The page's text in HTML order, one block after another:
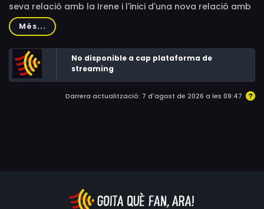
seva relació amb la Irene i l'inici d'una nova relació amb
la Lola i un complex de Peter Pan. En ple triangle amorós,
la seva vida canvia de sobte quan comencen a passar
successos inexplicables al seu al voltant. Alguna cosa
està posseint la gent i fa que canviï el seu
comportament, i l'única cosa en comú entre els
afectats sembla que és que tots es van quedar
explicació i sobreviure a l'any de la plaga.
Més...
No disponible a cap plataforma de
streaming
Darrera actualització: 7 d'agost de 2026 a les 09:47